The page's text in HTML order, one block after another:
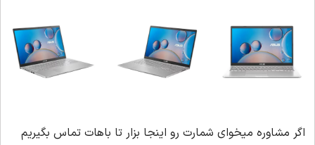
اگر‌ مشاوره میخوای شمارت رو اینجا بزار تا باهات تماس بگیریم